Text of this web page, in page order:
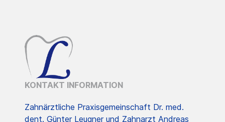
KONTAKT INFORMATION
Zahnärztliche Praxisgemeinschaft Dr. med.
dent. Günter Leugner und Zahnarzt Andreas